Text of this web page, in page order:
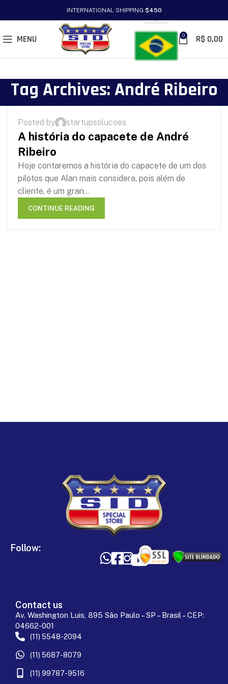
INTERNATIONAL SHIPPING $450
MENU 0 R$ 0,00
Tag Archives: André Ribeiro
01
Posted by startupsolucoes
A história do capacete de André
Ribeiro
Hoje contaremos a história do capacete de um dos
pilotos que Alan mais considera, pois além de
cliente, é um gran...
CONTINUE READING
Follow:
Contact us
Av. Washington Luis, 895 São Paulo – SP – Brasil – CEP:
04662-001
(11) 5548-2094
(11) 5687-8079
(11) 99787-9516